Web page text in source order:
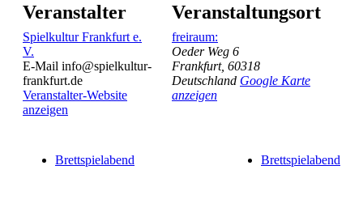
Veranstaltungsort
freiraum:
Oeder Weg 6
Frankfurt, 60318
Deutschland Google Karte
anzeigen
Veranstalter
Spielkultur Frankfurt e.
V.
E-Mail info@spielkultur-
frankfurt.de
Veranstalter-Website
anzeigen
Brettspielabend Brettspielabend